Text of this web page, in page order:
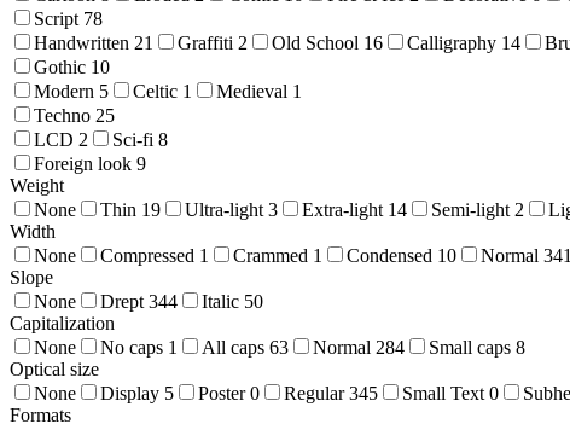
Script 78
Handwritten 21 Graffiti 2 Old School 16 Calligraphy 14
Gothic 10
Modern 5 Celtic 1 Medieval 1
Techno 25
LCD 2 Sci-fi 8
Foreign look 9
Weight
None
Thin 19 Ultra-light 3 Extra-light 14 Semi-light 2
Width
None
Compressed 1 Crammed 1 Condensed 10 Normal 341
Slope
None
Drept 344 Italic 50
Capitalization
None
No caps 1 All caps 63 Normal 284 Small caps 8
Optical size
None
Display 5 Poster 0 Regular 345 Small Text 0
Formats